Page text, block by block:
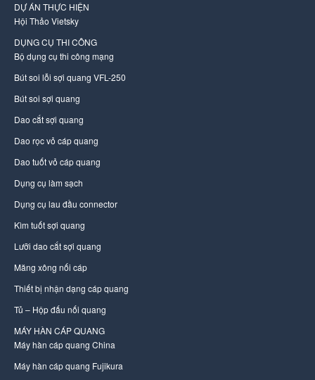
DỰ ÁN THỰC HIỆN
Hội Thảo Vietsky
DỤNG CỤ THI CÔNG
Bộ dụng cụ thi công mạng
Bút soi lỗi sợi quang VFL-250
Bút soi sợi quang
Dao cắt sợi quang
Dao rọc vỏ cáp quang
Dao tuốt vỏ cáp quang
Dụng cụ làm sạch
Dụng cụ lau đầu connector
Kìm tuốt sợi quang
Lưỡi dao cắt sợi quang
Măng xông nối cáp
Thiết bị nhận dạng cáp quang
Tủ – Hộp đấu nối quang
MÁY HÀN CÁP QUANG
Máy hàn cáp quang China
Máy hàn cáp quang Fujikura